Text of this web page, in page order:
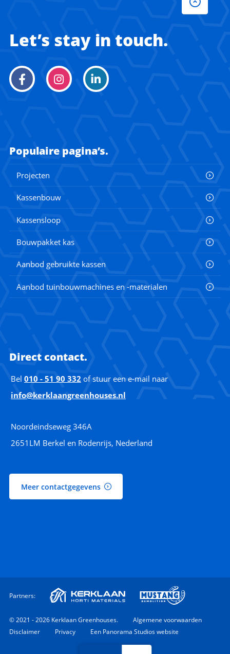
Let’s stay in touch.
Populaire pagina’s.
Projecten
Kassenbouw
Kassensloop
Bouwpakket kas
Aanbod gebruikte kassen
Aanbod tuinbouwmachines en -materialen
Direct contact.
Bel 010 - 51 90 332 of stuur een e-mail naar
info@kerklaangreenhouses.nl
Noordeindseweg 346A
2651LM Berkel en Rodenrijs, Nederland
Meer contactgegevens
Partners:
© 2021 - 2026 Kerklaan Greenhouses.
Algemene voorwaarden
Disclaimer
Privacy Een Panorama Studios website